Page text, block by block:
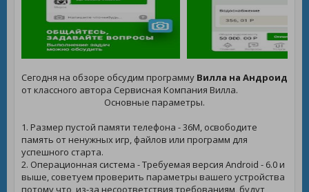
Сегодня на обзоре обсудим программу Вилла на Андроид
от классного автора Сервисная Компания Вилла.
Основные параметры.
1. Размер пустой памяти телефона - 36M, освободите
память от ненужных игр, файлов или программ для
успешного старта.
2. Операционная система - Требуемая версия Android - 6.0 и
выше, советуем проверить параметры вашего устройства
потому что, из-за несоответствия требованиям, будут